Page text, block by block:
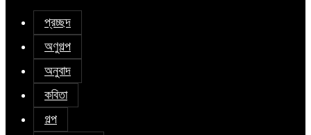
প্রচ্ছদ
অণুগল্প
অনুবাদ
কবিতা
গল্প